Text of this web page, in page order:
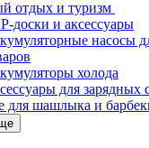
отдых и туризм
доски и аксессуары
насосы
холода
для зарядных
для шашлыка и